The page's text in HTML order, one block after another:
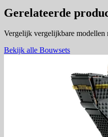
Gerelateerde
Vergelijk vergelijkbare modellen
Bekijk alle Bouwsets